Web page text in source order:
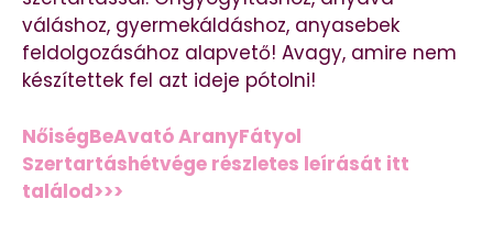
váláshoz, gyermekáldáshoz, anyasebek
feldolgozásához alapvető! Avagy, amire nem
készítettek fel azt ideje pótolni!
NőiségBeAvató AranyFátyol
Szertartáshétvége részletes leírását itt
találod>>>